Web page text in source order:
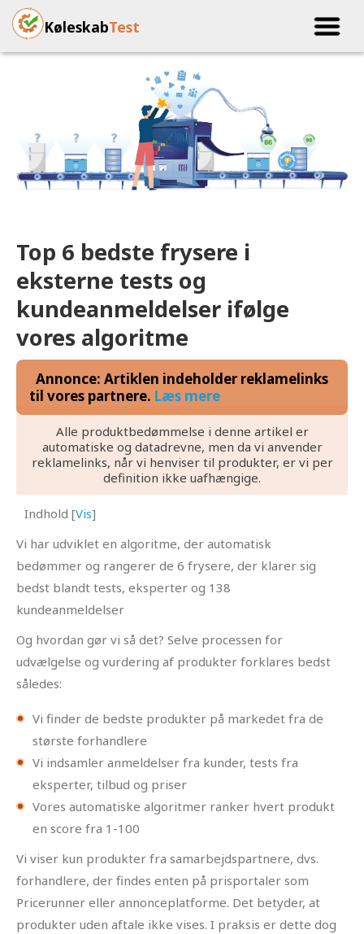
KøleskabTest
Top 6 bedste frysere i
eksterne tests og
kundeanmeldelser ifølge
vores algoritme
Annonce: Artiklen indeholder reklamelinks
til vores partnere. Læs mere
Alle produktbedømmelse i denne artikel er
automatiske og datadrevne, men da vi anvender
reklamelinks, når vi henviser til produkter, er vi per
definition ikke uafhængige.
Indhold [Vis]
Vi har udviklet en algoritme, der automatisk
bedømmer og rangerer de 6 frysere, der klarer sig
bedst blandt tests, eksperter og 138
kundeanmeldelser
Og hvordan gør vi så det? Selve processen for
udvælgelse og vurdering af produkter forklares bedst
således:
Vi finder de bedste produkter på markedet fra de
største forhandlere
Vi indsamler anmeldelser fra kunder, tests fra
eksperter, tilbud og priser
Vores automatiske algoritmer ranker hvert produkt
en score fra 1-100
Vi viser kun produkter fra samarbejdspartnere, dvs.
forhandlere, der findes enten på prisportaler som
Pricerunner eller annonceplatforme. Det betyder, at
produkter uden aftale ikke vises. I praksis er dette dog